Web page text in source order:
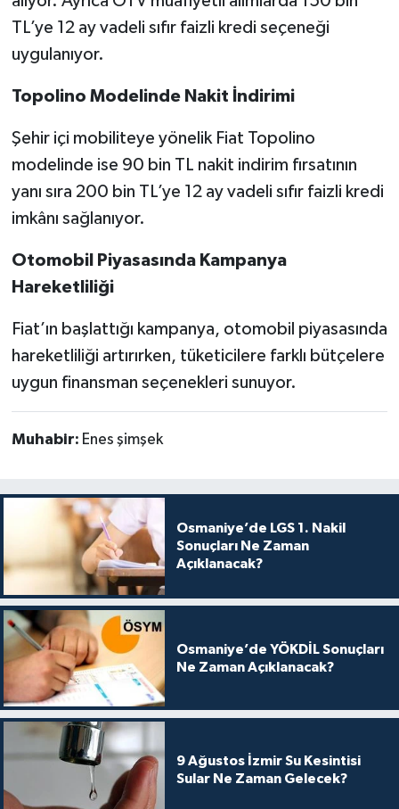
TL’ye 12 ay vadeli sıfır faizli kredi seçeneği
uygulanıyor.
Topolino Modelinde Nakit İndirimi
Şehir içi mobiliteye yönelik Fiat Topolino
modelinde ise 90 bin TL nakit indirim fırsatının
yanı sıra 200 bin TL’ye 12 ay vadeli sıfır faizli kredi
imkânı sağlanıyor.
Otomobil Piyasasında Kampanya
Hareketliliği
Fiat’ın başlattığı kampanya, otomobil piyasasında
hareketliliği artırırken, tüketicilere farklı bütçelere
uygun finansman seçenekleri sunuyor.
Muhabir: Enes şimşek
Osmaniye’de LGS 1. Nakil
Sonuçları Ne Zaman
Açıklanacak?
Osmaniye’de YÖKDİL Sonuçları
Ne Zaman Açıklanacak?
9 Ağustos İzmir Su Kesintisi
Sular Ne Zaman Gelecek?